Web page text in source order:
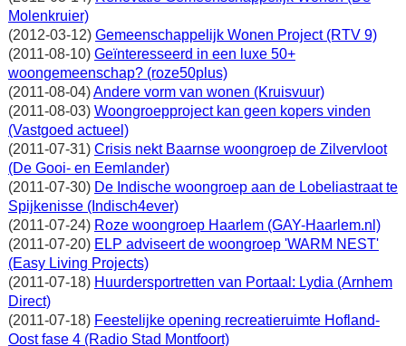
Molenkruier)
(2012-03-12) Gemeenschappelijk Wonen Project (RTV 9)
(2011-08-10) Geïnteresseerd in een luxe 50+
woongemeenschap? (roze50plus)
(2011-08-04)Andere vorm van wonen (Kruisvuur)
(2011-08-03) Woongroepproject kan geen kopers vinden
(Vastgoed actueel)
(2011-07-31) Crisis nekt Baarnse woongroep de Zilvervloot
(De Gooi- en Eemlander)
(2011-07-30) De Indische woongroep aan de Lobeliastraat te
Spijkenisse (Indisch4ever)
(2011-07-24) Roze woongroep Haarlem (GAY-Haarlem.nl)
(2011-07-20) ELP adviseert de woongroep 'WARM NEST'
(Easy Living Projects)
(2011-07-18) Huurdersportretten van Portaal: Lydia (Arnhem
Direct)
(2011-07-18) Feestelijke opening recreatieruimte Hofland-
Oost fase 4 (Radio Stad Montfoort)